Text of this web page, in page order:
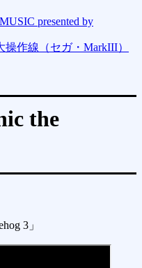
presented by
作線（セガ・MarkIII）
the
3」